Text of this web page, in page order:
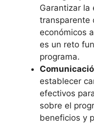
Garantizar la
transparente
económicos
es un reto
programa.
establecer
efectivos
sobre el
beneficios y